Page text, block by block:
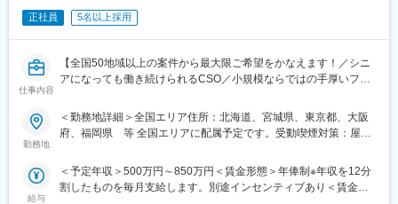
正社員 5名以上採用
仕事内容
【全国50地域以上の案件から最大限ご希望をかなえます！／シニ
アになっても働き続けられるCSO／小規模ならではの手厚いフォ
■業務内容：
して医薬品情報の伝達や、安全性や有効性情報をご提供いただき
ます。有効性について情報の収集と会社への報告業務もお願いい
勤務地
＜勤務地詳細＞全国エリア住所：北海道、宮城県、東京都、大阪
府、福岡県 等 全国エリアに配属予定です。受動喫煙対策：屋内
給与
＜予定年収＞500万円～850万円＜賃金形態＞年俸制※年収を12分
割したものを毎月支給します。別途インセンティブあり＜賃金内